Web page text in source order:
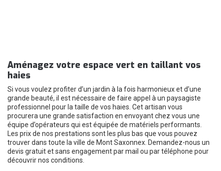
Aménagez votre espace vert en taillant vos
haies
Si vous voulez profiter d’un jardin à la fois harmonieux et d’une
grande beauté, il est nécessaire de faire appel à un paysagiste
professionnel pour la taille de vos haies. Cet artisan vous
procurera une grande satisfaction en envoyant chez vous une
équipe d’opérateurs qui est équipée de matériels performants.
Les prix de nos prestations sont les plus bas que vous pouvez
trouver dans toute la ville de Mont Saxonnex. Demandez-nous un
devis gratuit et sans engagement par mail ou par téléphone pour
découvrir nos conditions.